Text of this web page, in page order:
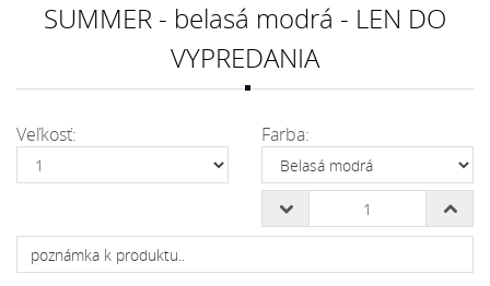
SUMMER - belasá modrá - LEN DO
VYPREDANIA
Veľkosť: Farba: